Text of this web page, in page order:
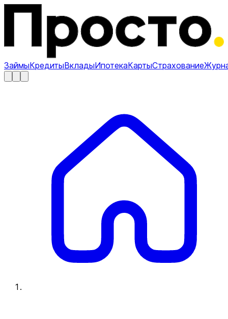
ЗаймыКредитыВкладыИпотекаКартыСтрахование